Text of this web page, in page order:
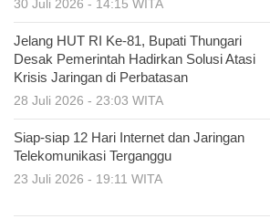
30 Juli 2026 - 14:15 WITA
Jelang HUT RI Ke-81, Bupati Thungari
Desak Pemerintah Hadirkan Solusi Atasi
Krisis Jaringan di Perbatasan
28 Juli 2026 - 23:03 WITA
Siap-siap 12 Hari Internet dan Jaringan
Telekomunikasi Terganggu
23 Juli 2026 - 19:11 WITA